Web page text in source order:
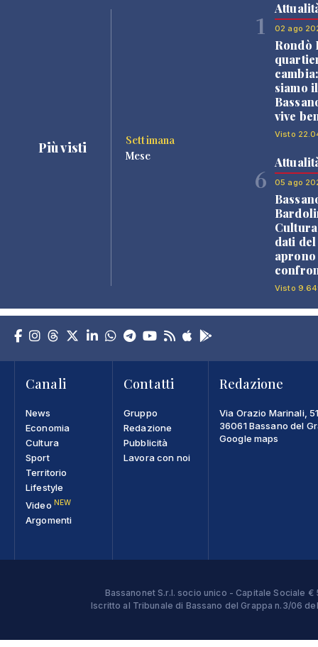
Più visti
Settimana
Mese
1 02 ago
Rondò
siamo
vive
Visto
6 05 ago
dati
Visto
Canali
News
Economia
Cultura
Sport
Territorio
Lifestyle
Video NEW
Argomenti
Contatti
Gruppo
Redazione
Pubblicità
Lavora con noi
Redazione
Via Orazio Marinali,
36061 Bassano del
Google maps
Bassanonet S.r.l. socio unico - Capitale Sociale
Iscritto al Tribunale di Bassano del Grappa n.3/06